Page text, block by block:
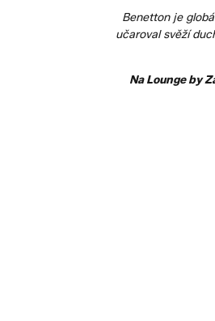
Benetton je
učaroval svěží
Na Lounge by